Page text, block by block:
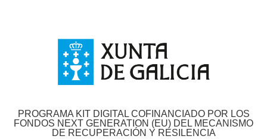
PROGRAMA KIT DIGITAL COFINANCIADO POR LOS
FONDOS NEXT GENERATION (EU) DEL MECANISMO
DE RECUPERACIÓN Y RESILENCIA